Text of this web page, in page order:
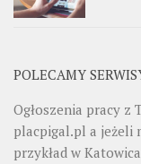
POLECAMY
Ogłoszenia pracy z
placpigal.pl a jeżeli
przykład w